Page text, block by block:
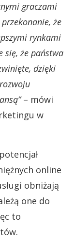
graczami
że
rynkami
się, że państwa
dzięki
– mówi
w
online
obniżają
one do
to